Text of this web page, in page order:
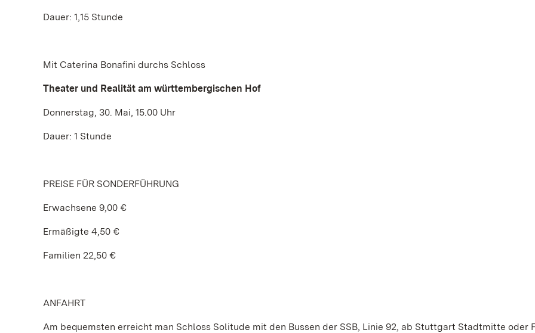
Dauer: 1,15 Stunde
Mit Caterina Bonafini durchs Schloss
Theater und Realität am württembergischen Hof
Donnerstag, 30. Mai, 15.00 Uhr
Dauer: 1 Stunde
PREISE FÜR SONDERFÜHRUNG
Erwachsene 9,00 €
Ermäßigte 4,50 €
Familien 22,50 €
ANFAHRT
Am bequemsten erreicht man Schloss Solitude mit den Bussen der SSB, Linie 92, ab Stuttgart Stadtmitte oder